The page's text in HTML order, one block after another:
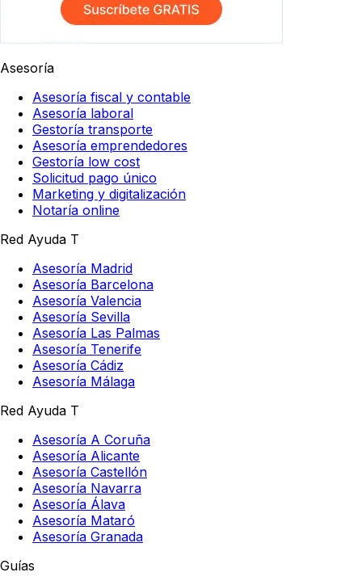
Asesoría
Asesoría fiscal y contable
Asesoría laboral
Gestoría transporte
Asesoría emprendedores
Gestoría low cost
Solicitud pago único
Marketing y digitalización
Notaría online
Red Ayuda T
Asesoría Madrid
Asesoría Barcelona
Asesoría Valencia
Asesoría Sevilla
Asesoría Las Palmas
Asesoría Tenerife
Asesoría Cádiz
Asesoría Málaga
Red Ayuda T
Asesoría A Coruña
Asesoría Alicante
Asesoría Castellón
Asesoría Navarra
Asesoría Álava
Asesoría Mataró
Asesoría Granada
Guías